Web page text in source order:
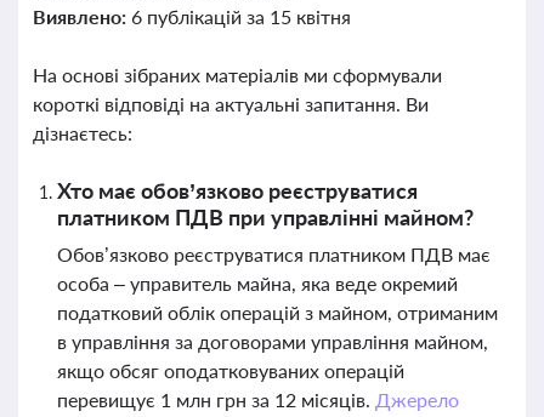
Виявлено: 6 публікацій за 15 квітня
На основі зібраних матеріалів ми сформували
короткі відповіді на актуальні запитання. Ви
дізнаєтесь:
Хто має обов’язково реєструватися
платником ПДВ при управлінні майном?
Обов’язково реєструватися платником ПДВ має
особа – управитель майна, яка веде окремий
податковий облік операцій з майном, отриманим
в управління за договорами управління майном,
якщо обсяг оподатковуваних операцій
перевищує 1 млн грн за 12 місяців. Джерело